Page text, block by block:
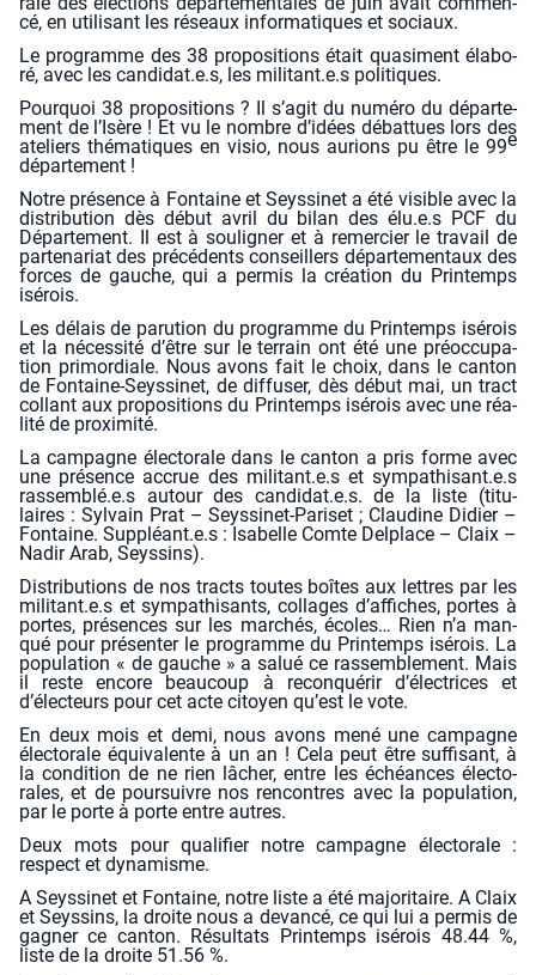
cé, en uti­li­sant les réseaux infor­ma­tiques et sociaux.
Le pro­gramme des 38 pro­po­si­tions était qua­si­ment éla­bo­
ré, avec les candidat.e.s, les militant.e.s poli­tiques.
Pour­quoi 38 pro­po­si­tions ? Il s’agit du numé­ro du dépar­te­
ment de l’Isère ! Et vu le nombre d’idées débat­tues lors des
ate­liers thé­ma­tiques en visio, nous aurions pu être le 99e
dépar­te­ment !
Notre pré­sence à Fon­taine et Seys­si­net a été visible avec la
dis­tri­bu­tion dès début avril du bilan des élu.e.s PCF du
Dépar­te­ment. Il est à sou­li­gner et à remer­cier le tra­vail de
par­te­na­riat des pré­cé­dents conseillers dépar­te­men­taux des
forces de gauche, qui a per­mis la créa­tion du Prin­temps
isérois.
Les délais de paru­tion du pro­gramme du Prin­temps isérois
et la néces­si­té d’être sur le ter­rain ont été une pré­oc­cu­pa­
tion pri­mor­diale. Nous avons fait le choix, dans le can­ton
de Fon­taine-Seys­si­net, de dif­fu­ser, dès début mai, un tract
col­lant aux pro­po­si­tions du Prin­temps isérois avec une réa­
li­té de proxi­mi­té.
La cam­pagne élec­to­raledans le can­ton a pris forme avec
une pré­sence accrue des militant.e.s et sympathisant.e.s
rassemblé.e.s autour des candidat.e.s. de la liste (titu­
laires : Syl­vain Prat – Seys­si­net-Pari­set ; Clau­dine Didier –
Fon­taine. Suppléant.e.s : Isa­belle Comte Del­place – Claix –
Nadir Arab, Seys­sins).
Dis­tri­bu­tions de nos tracts toutes boîtes aux lettres par les
militant.e.s et sym­pa­thi­sants, col­lages d’affiches, portes à
portes, pré­sences sur les mar­chés, écoles… Rien n’a man­
qué pour pré­sen­ter le pro­gramme du Prin­temps isérois. La
popu­la­tion « de gauche » a salué ce ras­sem­ble­ment. Mais
il reste encore beau­coup à recon­qué­rir d’électrices et
d’électeurs pour cet acte citoyen qu’est le vote.
En deux mois et demi, nous avons mené une cam­pagne
élec­to­rale équi­va­lente à un an ! Cela peut être suf­fi­sant, à
la condi­tion de ne rien lâcher, entre les échéances élec­to­
rales, et de pour­suivre nos ren­contres avec la popu­la­tion,
par le porte à porte entre autres.
Deux mots pour qua­li­fier notre cam­pagne élec­to­rale :
respect et dyna­misme.
A Seys­si­net et Fon­taine, notre liste a été majo­ri­taire. A Claix
et Seys­sins, la droite nous a devan­cé, ce qui lui a per­mis de
gagner ce can­ton. Résul­tats Prin­temps isérois 48.44 %,
liste de la droite 51.56 %.